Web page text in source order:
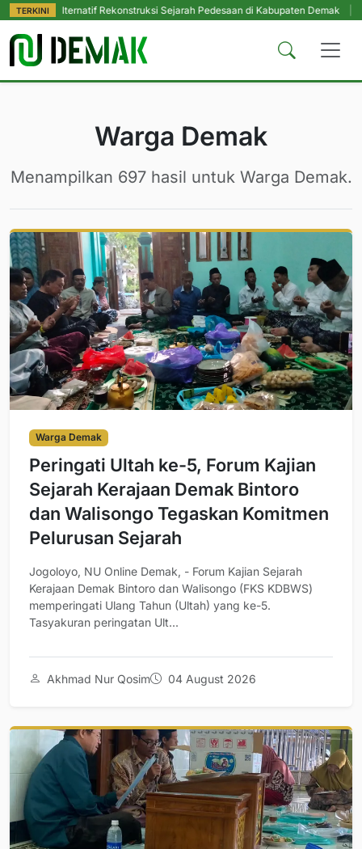
TERKINI
Rekonstruksi Sejarah Pedesaan di Kabupaten Demak | Peringati Ultah
Warga Demak
Menampilkan 697 hasil untuk Warga Demak.
Warga Demak
Peringati Ultah ke-5, Forum Kajian
Sejarah Kerajaan Demak Bintoro
dan Walisongo Tegaskan Komitmen
Pelurusan Sejarah
Jogoloyo, NU Online Demak, - Forum Kajian Sejarah
Kerajaan Demak Bintoro dan Walisongo (FKS KDBWS)
memperingati Ulang Tahun (Ultah) yang ke-5.
Tasyakuran peringatan Ult...
Akhmad Nur Qosim 04 August 2026